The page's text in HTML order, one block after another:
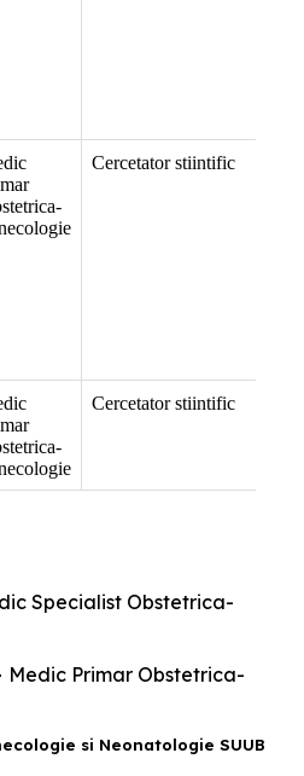
Cercetator stiintific
Cercetator stiintific
Specialist Obstetrica-
Medic Primar Obstetrica-
si Neonatologie SUUB